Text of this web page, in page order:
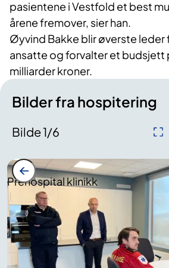
pasientene i Vestfold et best
årene fremover, sier han.
Øyvind Bakke blir øverste leder
ansatte og forvalter et budsjett
milliarder kroner.
Bilder fra hospitering
Bilde1/6
Prehospital klinikk